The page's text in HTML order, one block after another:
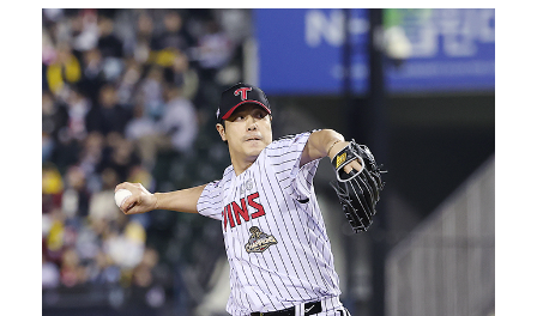
박문성 "축구협회 성접대 의혹? 사실이면 국제 망신…사…
폭로자 "황정민, 본인 말에 책임져야…내가 사생활에 초…
'주장 완장' 김민재, 한국 떠나기 전 뮌헨 동료들에게…